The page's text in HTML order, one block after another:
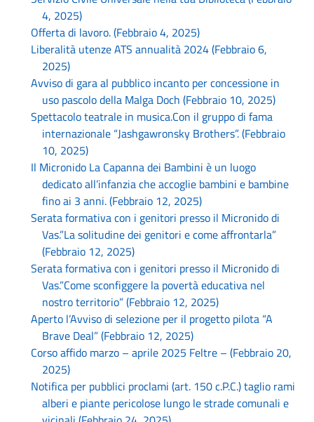
4, 2025)
Offerta di lavoro. (Febbraio 4, 2025)
Liberalità utenze ATS annualità 2024 (Febbraio 6,
2025)
Avviso di gara al pubblico incanto per concessione in
uso pascolo della Malga Doch (Febbraio 10, 2025)
Spettacolo teatrale in musica.Con il gruppo di fama
internazionale “Jashgawronsky Brothers”. (Febbraio
10, 2025)
Il Micronido La Capanna dei Bambini è un luogo
dedicato all’infanzia che accoglie bambini e bambine
fino ai 3 anni. (Febbraio 12, 2025)
Serata formativa con i genitori presso il Micronido di
Vas.”La solitudine dei genitori e come affrontarla”
(Febbraio 12, 2025)
Serata formativa con i genitori presso il Micronido di
Vas.”Come sconfiggere la povertà educativa nel
nostro territorio” (Febbraio 12, 2025)
Aperto l’Avviso di selezione per il progetto pilota “A
Brave Deal” (Febbraio 12, 2025)
Corso affido marzo – aprile 2025 Feltre – (Febbraio 20,
2025)
Notifica per pubblici proclami (art. 150 c.P.C.) taglio rami
alberi e piante pericolose lungo le strade comunali e